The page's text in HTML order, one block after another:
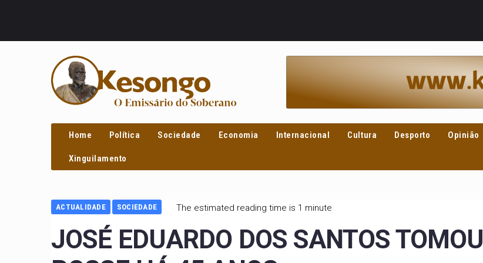
Home Política Sociedade Economia Internacional Cultura Desporto Opinião
Xinguilamento
ACTUALIDADE SOCIEDADE The estimated reading time is 1 minute
JOSÉ EDUARDO DOS SANTOS TOMOU
PROCURAR